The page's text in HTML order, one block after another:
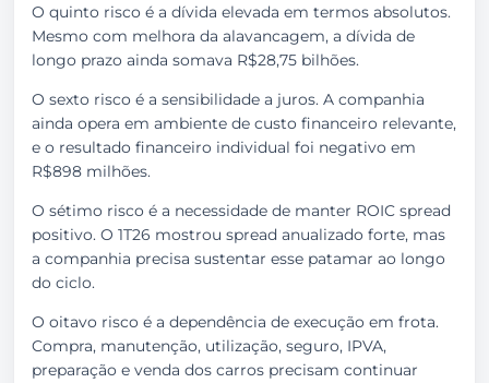
O quinto risco é a dívida elevada em termos absolutos.
Mesmo com melhora da alavancagem, a dívida de
longo prazo ainda somava R$28,75 bilhões.
O sexto risco é a sensibilidade a juros. A companhia
ainda opera em ambiente de custo financeiro relevante,
e o resultado financeiro individual foi negativo em
R$898 milhões.
O sétimo risco é a necessidade de manter ROIC spread
positivo. O 1T26 mostrou spread anualizado forte, mas
a companhia precisa sustentar esse patamar ao longo
do ciclo.
O oitavo risco é a dependência de execução em frota.
Compra, manutenção, utilização, seguro, IPVA,
preparação e venda dos carros precisam continuar